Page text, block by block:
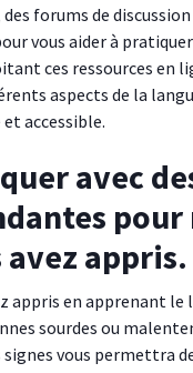
forums de
vous aider à
ces ressources en
aspects de la
accessible.
avec
appris.
appris en apprenant le
sourdes ou
vous permettra